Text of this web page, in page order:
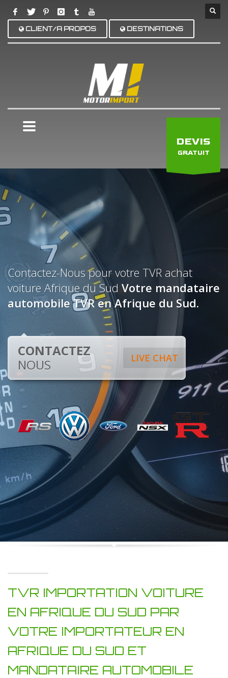
CLIENT/A PROPOS DESTINATIONS
DEVIS
GRATUIT
Contactez-Nous pour votre TVR achat
voiture Afrique du Sud Votre mandataire
automobile TVR en Afrique du Sud.
LIVE CHAT
CONTACTEZ
NOUS
TVR IMPORTATION VOITURE
EN AFRIQUE DU SUD PAR
VOTRE IMPORTATEUR EN
AFRIQUE DU SUD ET
MANDATAIRE AUTOMOBILE